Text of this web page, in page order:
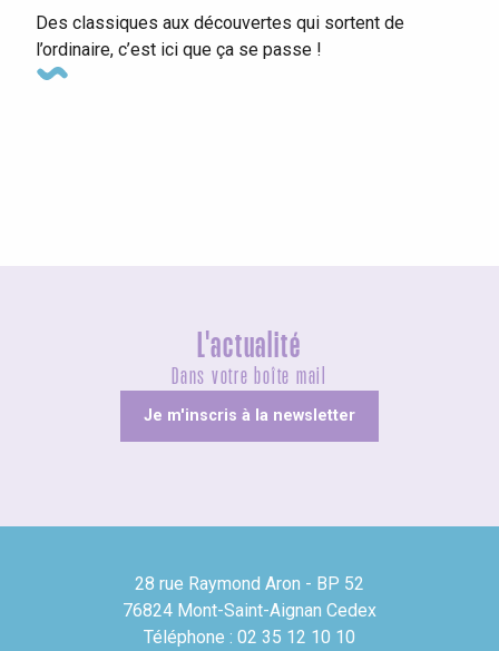
Des classiques aux découvertes qui sortent de
l’ordinaire, c’est ici que ça se passe !
L'actualité
Dans votre boîte mail
Je m'inscris à la newsletter
28 rue Raymond Aron - BP 52
76824 Mont-Saint-Aignan Cedex
Téléphone : 02 35 12 10 10